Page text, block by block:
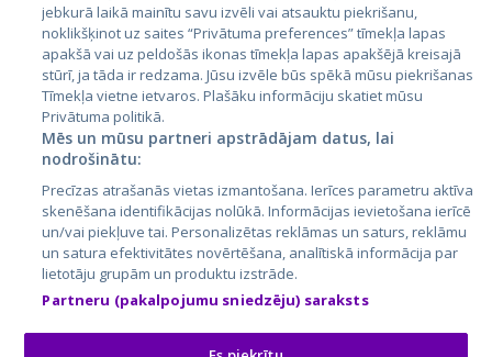
City24.lv
City24.ee
GetaPro.lv
GetaPro.ee
Skelbiu.lt
Autoplius.lt
Aruodas.lt
CVbankas.lt
Kainos.lt
Paslaugos.lt
auto24.ee
Osta.ee
KuldneBörs.ee
jebkurā laikā mainītu savu izvēli vai atsauktu piekrišanu,
noklikšķinot uz saites “Privātuma preferences” tīmekļa lapas
apakšā vai uz peldošās ikonas tīmekļa lapas apakšējā kreisajā
stūrī, ja tāda ir redzama. Jūsu izvēle būs spēkā mūsu piekrišanas
Tīmekļa vietne ietvaros. Plašāku informāciju skatiet mūsu
Privātuma politikā.
Mēs un mūsu partneri apstrādājam datus, lai
nodrošinātu:
Precīzas atrašanās vietas izmantošana. Ierīces parametru aktīva
skenēšana identifikācijas nolūkā. Informācijas ievietošana ierīcē
un/vai piekļuve tai. Personalizētas reklāmas un saturs, reklāmu
un satura efektivitātes novērtēšana, analītiskā informācija par
lietotāju grupām un produktu izstrāde.
Partneru (pakalpojumu sniedzēju) saraksts